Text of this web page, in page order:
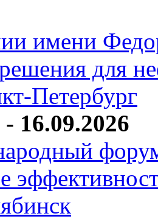
имени
для
Петербург
16.09.2026